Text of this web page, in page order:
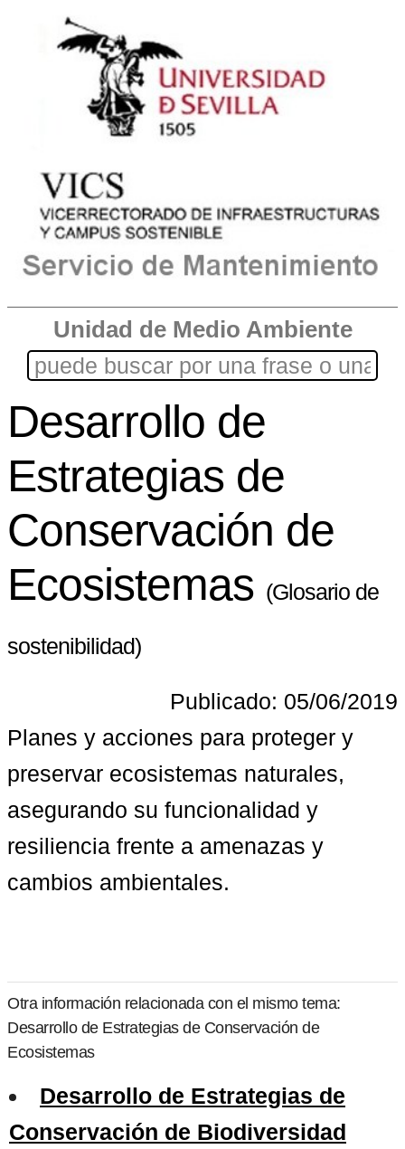
Unidad de Medio Ambiente
Desarrollo de
Estrategias de
Conservación de
Ecosistemas (Glosario de
sostenibilidad)
Publicado: 05/06/2019
Planes y acciones para proteger y
preservar ecosistemas naturales,
asegurando su funcionalidad y
resiliencia frente a amenazas y
cambios ambientales.
Otra información relacionada con el mismo tema:
Desarrollo de Estrategias de Conservación de
Ecosistemas
Desarrollo de Estrategias de
Conservación de Biodiversidad